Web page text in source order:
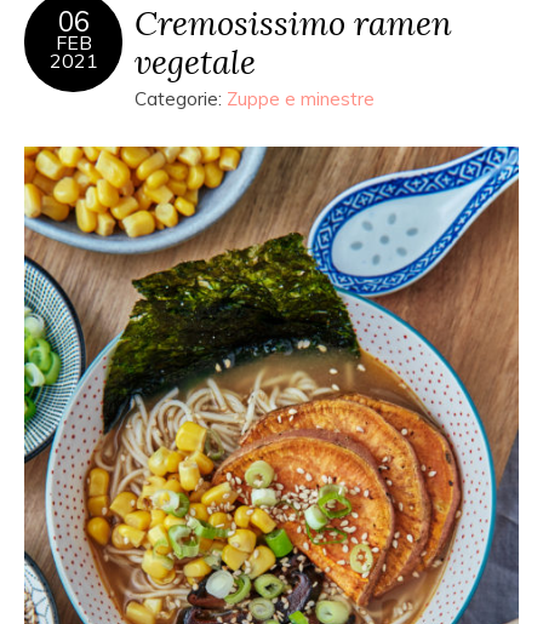
06
FEB
2021
Cremosissimo ramen
vegetale
Categorie: Zuppe e minestre